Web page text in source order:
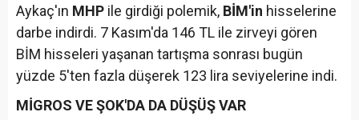
Aykaç'ın MHP ile girdiği polemik, BİM'in hisselerine
darbe indirdi. 7 Kasım'da 146 TL ile zirveyi gören
BİM hisseleri yaşanan tartışma sonrası bugün
yüzde 5'ten fazla düşerek 123 lira seviyelerine indi.
MİGROS VE ŞOK'DA DA DÜŞÜŞ VAR